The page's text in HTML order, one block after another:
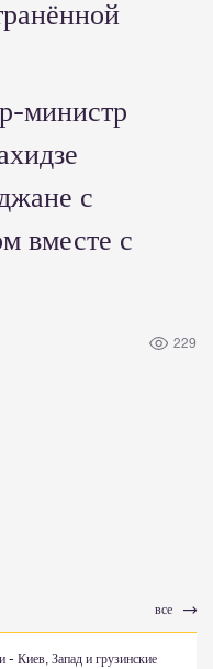
министр
с
вместе с
229
все
Киев, Запад и грузинские